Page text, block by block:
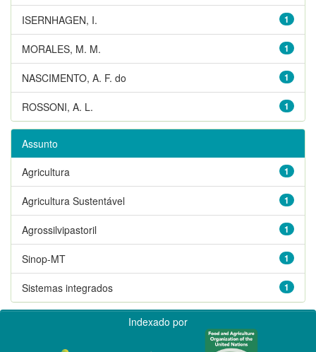
1
ISERNHAGEN, I.
1
MORALES, M. M.
1
NASCIMENTO, A. F. do
1
ROSSONI, A. L.
Assunto
1
Agricultura
1
Agricultura Sustentável
1
Agrossilvipastoril
1
Sinop-MT
1
Sistemas integrados
Indexado por